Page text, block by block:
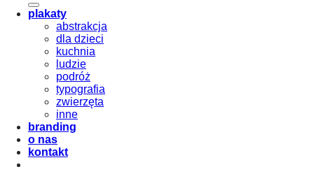
plakaty
abstrakcja
dla dzieci
kuchnia
ludzie
podróż
typografia
zwierzęta
inne
branding
o nas
kontakt